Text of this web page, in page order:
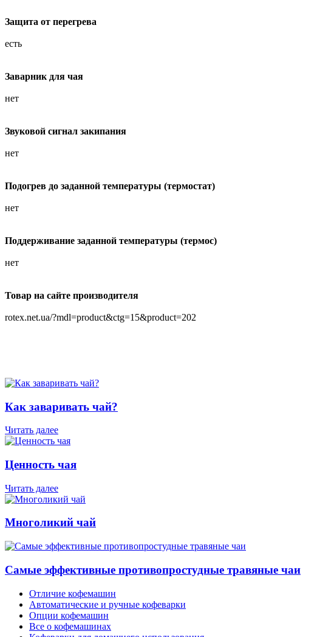
Защита от перегрева
есть
Заварник для чая
нет
Звуковой сигнал закипания
нет
Подогрев до заданной температуры (термостат)
нет
Поддерживание заданной температуры (термос)
нет
Товар на сайте производителя
rotex.net.ua/?mdl=product&ctg=15&product=202
Как заваривать чай?
Читать далее
Ценность чая
Читать далее
Многоликий чай
Самые эффективные противопростудные травяные чаи
Отличие кофемашин
Автоматические и ручные кофеварки
Опции кофемашин
Все о кофемашинах